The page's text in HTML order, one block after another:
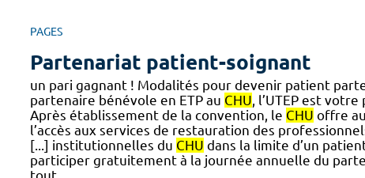
PAGES
Partenariat patient-soignant
un pari gagnant ! Modalités pour devenir patient
partenaire bénévole en ETP au CHU, l’UTEP est
Après établissement de la convention, le CHU offre
l’accès aux services de restauration des
[...] institutionnelles du CHU dans la limite d’un
participer gratuitement à la journée annuelle du